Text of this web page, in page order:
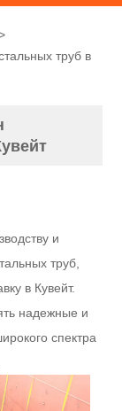
труб в
и
труб,
в Кувейт.
надежные и
спектра